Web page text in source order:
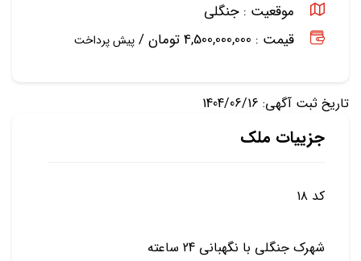
موقعیت : جنگلی
قیمت : 4,500,000,000 تومان /
پیش پرداخت
تاریخ ثبت آگهی: 1404/06/16
جزییات ملک
کد ۱۸
شهرک جنگلی با نگهبانی 24 ساعته